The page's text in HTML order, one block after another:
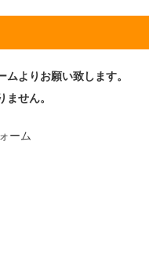
よりお願い致します。
せん。
ーム